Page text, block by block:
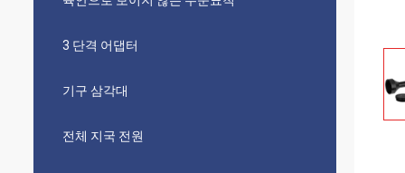
3 단격 어댑터
기구 삼각대
전체 지국 전원